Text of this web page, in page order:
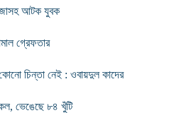
আটক যুবক
গ্রেফতার
চিন্তা নেই : ওবায়দুল কাদের
ভেঙেছে ৮৪ খুঁটি